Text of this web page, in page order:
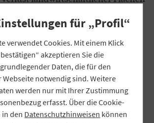
und Verkehrsprojekte gefährdet
und
wie Hochwasser. Hinzu kommen
Vorgaben, etwa durch das
oder Auflagen zur
Nicht zuletzt belasten die
Auflagen vor allem
für „Profil“
verwendet Cookies. Mit einem Klick
akzeptieren Sie die
Daten, die für den
Webseite notwendig sind. Weitere
werden nur mit Ihrer Zustimmung
erfasst. Über die Cookie-
in den Datenschutzhinweisen können